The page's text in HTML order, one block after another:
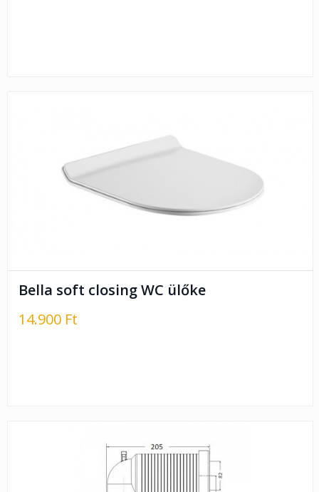
Bella soft closing WC ülőke
14.900 Ft